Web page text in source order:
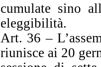
cumulate sino
eleggibilità.
Art. 36 –
riunisce ai 20